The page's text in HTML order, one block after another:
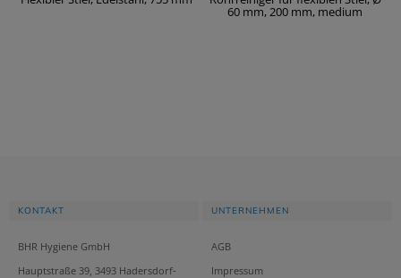
60 mm, 200 mm, medium
KONTAKT
BHR Hygiene GmbH
Hauptstraße 39, 3493 Hadersdorf-
UNTERNEHMEN
AGB
Impressum